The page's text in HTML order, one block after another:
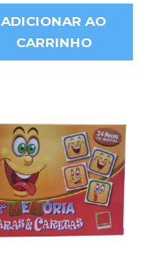
ADICIONAR AO
CARRINHO